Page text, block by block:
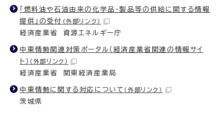
「燃料油や石油由来の化学品・製品等の供給に関する情報
提供」の受付 （外部リンク）
経済産業省 資源エネルギー庁
中東情勢関連対策ポータル（経済産業省関連の情報サイ
ト） （外部リンク）
経済産業省 関東経済産業局
中東情勢に関する対応について （外部リンク）
茨城県